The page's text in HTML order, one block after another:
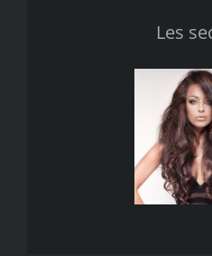
Les